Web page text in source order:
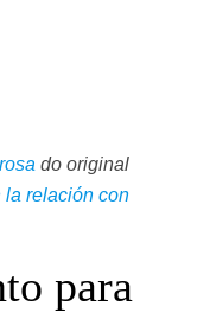
do original
la relación con
para